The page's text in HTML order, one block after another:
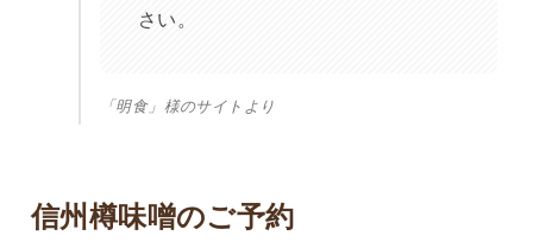
さい。
「明食」様のサイトより
信州樽味噌のご予約